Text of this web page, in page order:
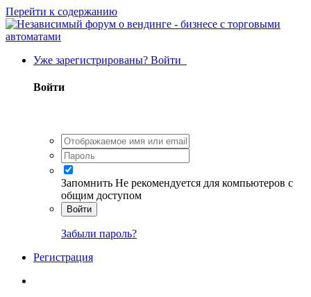
Перейти к содержанию
Уже зарегистрированы? Войти
Войти
Запомнить Не рекомендуется для компьютеров с
общим доступом
Войти
Забыли пароль?
Регистрация